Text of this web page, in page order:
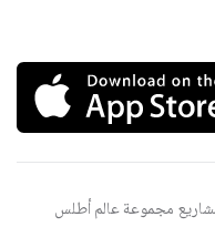
عالم أطلس